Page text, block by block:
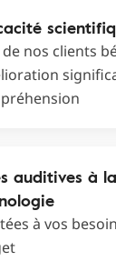
de nos clients
auditives à
à vos